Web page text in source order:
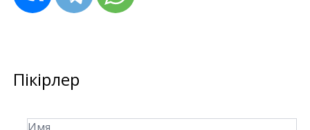
Пікірлер